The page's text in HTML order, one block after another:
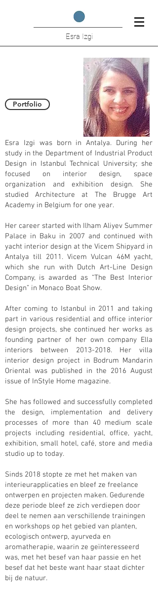
Esra Izgi
Over mij
Esra Izgi was born in Antalya. During her
study in the Department of Industrial Product
Design in Istanbul Technical University; she
focused on interior design, space
organization and exhibition design. She
studied Architecture at The Brugge Art
Academy in Belgium for one year.
Her career started with Ilham Aliyev Summer
Palace in Baku in 2007 and continued with
yacht interior design at the Vicem Shipyard in
Antalya till 2011. Vicem Vulcan 46M yacht,
which she run with Dutch Art-Line Design
Company, is awarded as “The Best Interior
Design” in Monaco Boat Show.
After coming to Istanbul in 2011 and taking
part in various residential and office interior
design projects, she continued her works as
founding partner of her own company Ella
interiors between 2013-2018. Her villa
interior design project in Bodrum Mandarin
Oriental was published in the 2016 August
issue of InStyle Home magazine.
She has followed and successfully completed
the design, implementation and delivery
processes of more than 40 medium scale
projects including residential, office, yacht,
exhibition, small hotel, café, store and media
studio up to today.
Sinds 2018 stopte ze met het maken van
interieurapplicaties en bleef ze freelance
ontwerpen en projecten maken. Gedurende
deze periode bleef ze zich verdiepen door
deel te nemen aan verschillende trainingen
en workshops op het gebied van planten,
ecologisch ontwerp, ayurveda en
aromatherapie, waarin ze geïnteresseerd
was, met het besef van haar passie en het
besef dat het beste want haar staat dichter
bij de natuur.
Portfolio